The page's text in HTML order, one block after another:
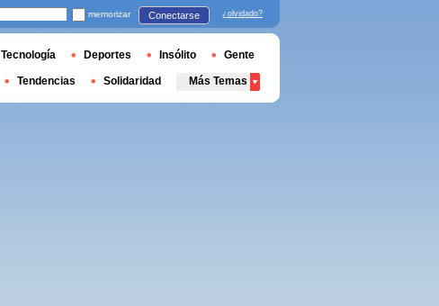
memorizar Conectarse ¿olvidado?
Tecnología Deportes Insólito Gente
Tendencias Solidaridad Más Temas